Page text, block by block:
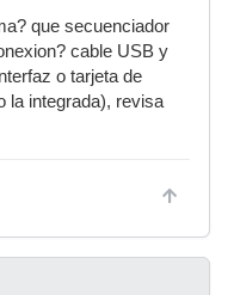
que secuenciador
cable USB y
o tarjeta de
la integrada), revisa